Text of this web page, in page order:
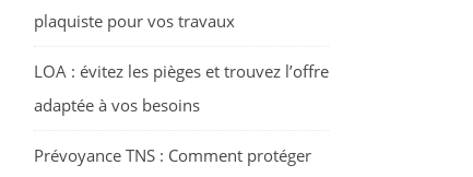
plaquiste pour vos travaux
LOA : évitez les pièges et trouvez l’offre
adaptée à vos besoins
Prévoyance TNS : Comment protéger